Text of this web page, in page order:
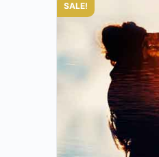
SALE!